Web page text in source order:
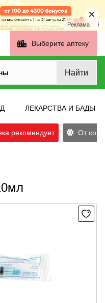
Реклама i
Выберите аптеку
Найти
ЛЕКАРСТВА И БАДЫ
рекомендует От